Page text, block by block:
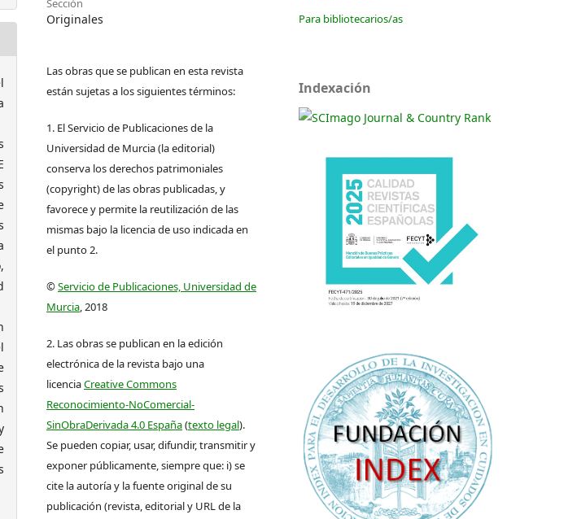
Sección
Originales
Las obras que se publican en esta revista
están sujetas a los siguientes términos:
1. El Servicio de Publicaciones de la
Universidad de Murcia (la editorial)
conserva los derechos patrimoniales
(copyright) de las obras publicadas, y
favorece y permite la reutilización de las
mismas bajo la licencia de uso indicada en
el punto 2.
©Servicio de Publicaciones, Universidad de
Murcia, 2018
2. Las obras se publican en la edición
electrónica de la revista bajo una
licenciaCreative Commons
Reconocimiento-NoComercial-
SinObraDerivada 4.0 España(texto legal).
Se pueden copiar, usar, difundir, transmitir y
exponer públicamente, siempre que: i) se
cite la autoría y la fuente original de su
publicación (revista, editorial y URL de la
Para bibliotecarios/as
Indexación